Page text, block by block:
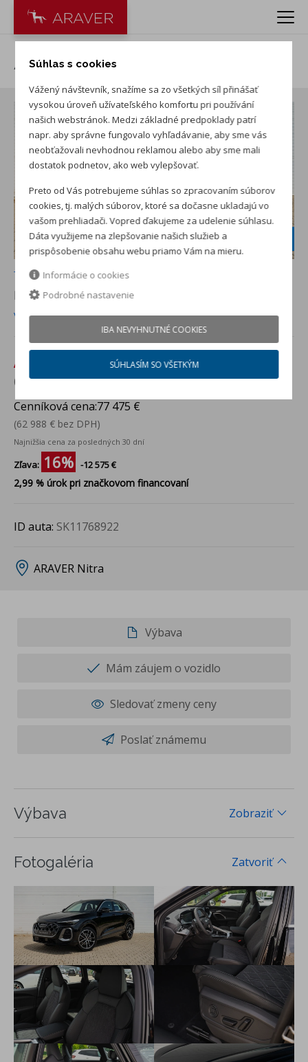
AUDI Q5 2.0 TDI Quattro
+ ďalších 21
NOVÉ AUTO NA SKLADE
Viac info
Akciová cena: 64 900 €
(52 764 € bez DPH)
Cenníková cena:77 475 €
(62 988 € bez DPH)
Najnižšia cena za posledných 30 dní
Zľava: 16% -12 575 €
2,99 % úrok pri značkovom financovaní
ID auta: SK11768922
ARAVER Nitra
Výbava
Mám záujem o vozidlo
Sledovať zmeny ceny
Poslať známemu
Zobraziť
Výbava
Zatvoriť
Fotogaléria
Súhlas s cookies
Vážený návštevník, snažíme sa zo všetkých síl přinášať
vysokou úroveň užívateľského komfortu pri používání
našich webstránok. Medzi základné predpoklady patrí
napr. aby správne fungovalo vyhľadávanie, aby sme vás
neobťažovali nevhodnou reklamou alebo aby sme mali
dostatok podnetov, ako web vylepšovať.
Preto od Vás potrebujeme súhlas so zpracovaním súborov
cookies, tj. malých súborov, ktoré sa dočasne ukladajú vo
vašom prehliadači. Vopred ďakujeme za udelenie súhlasu.
Dáta využijeme na zlepšovanie našich služieb a
prispôsobenie obsahu webu priamo Vám na mieru.
Informácie o cookies
Podrobné nastavenie
IBA NEVYHNUTNÉ COOKIES
SÚHLASÍM SO VŠETKÝM